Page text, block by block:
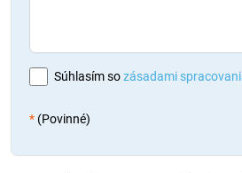
Súhlasím sozásadami
* (Povinné)